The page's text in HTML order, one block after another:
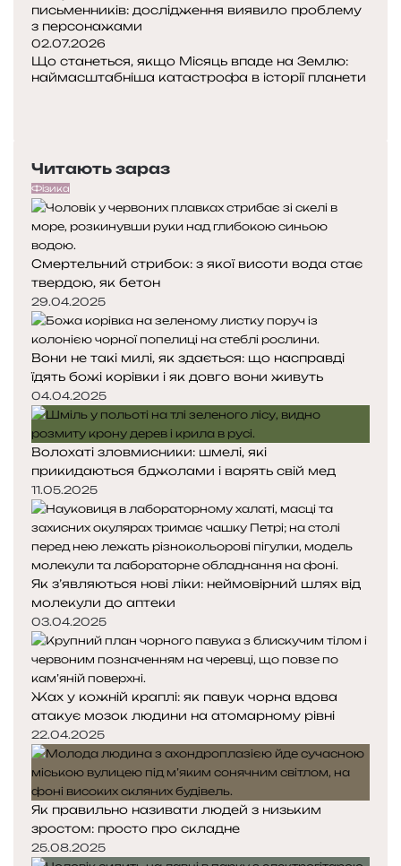
письменників: дослідження виявило проблему
з персонажами
02.07.2026
Що станеться, якщо Місяць впаде на Землю:
наймасштабніша катастрофа в історії планети
Читають зараз
Фізика
Смертельний стрибок: з якої висоти вода стає
твердою, як бетон
29.04.2025
Вони не такі милі, як здається: що насправді
їдять божі корівки і як довго вони живуть
04.04.2025
Волохаті зловмисники: шмелі, які
прикидаються бджолами і варять свій мед
11.05.2025
Як з’являються нові ліки: неймовірний шлях від
молекули до аптеки
03.04.2025
Жах у кожній краплі: як павук чорна вдова
атакує мозок людини на атомарному рівні
22.04.2025
Як правильно називати людей з низьким
зростом: просто про складне
25.08.2025